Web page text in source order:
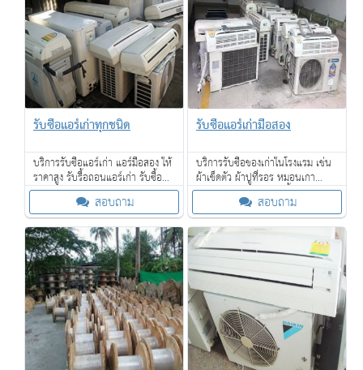
รับซื้อแอร์เก่าทุกชนิด
บริการรับซื้อแอร์เก่า แอร์มือสอง ให้
ราคาสูง รับรื้อถอนแอร์เก่า รับซื้อ
ของเก่าทุกชนิดจำนวนมาก บริการ
รับซื้อถึงที่ จ่ายเงินสด ให้ราคาดี
สอบถาม
รับซื้อแอร์เก่ามือสอง
บริการรับซื้อของเก่าในโรงแรม เช่น
ผ้าเช็ดตัว ผ้าปูที่รอร หมอนเกา
เฟอร์นิเจอร์ โคมไฟ กาน้ำร้อน ไดร์
เป่าผม โซฟา เตียงนอน ที่นอน และ
อื่น ๆ
สอบถาม